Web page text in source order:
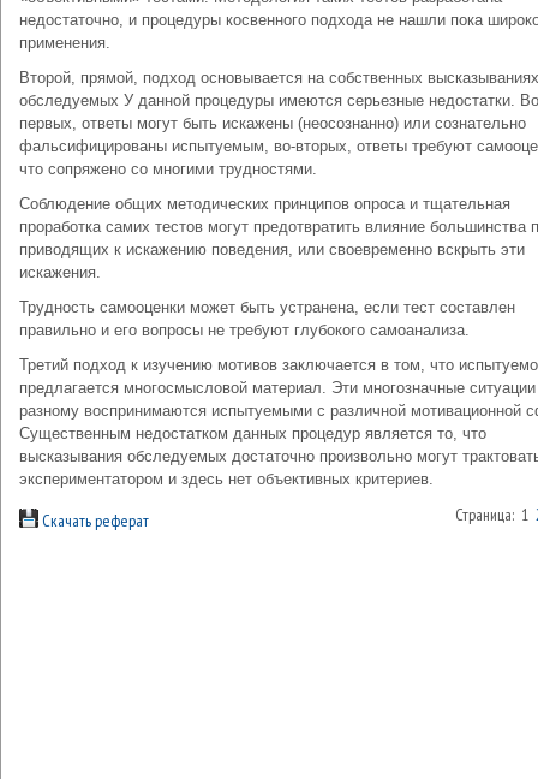
недостаточно, и процедуры косвенного подхода не нашли пока
применения.
Второй, прямой, подход основывается на собственных высказываниях
обследуемых У данной процедуры имеются серьезные недостатки.
первых, ответы могут быть искажены (неосознанно) или сознательно
фальсифицированы испытуемым, во-вторых, ответы требуют
что сопряжено со многими трудностями.
Соблюдение общих методических принципов опроса и тщательная
проработка самих тестов могут предотвратить влияние большинства
приводящих к искажению поведения, или своевременно вскрыть эти
искажения.
Трудность самооценки может быть устранена, если тест составлен
правильно и его вопросы не требуют глубокого самоанализа.
Третий подход к изучению мотивов заключается в том, что
предлагается многосмысловой материал. Эти многозначные
разному воспринимаются испытуемыми с различной мотивационной
Существенным недостатком данных процедур является то, что
высказывания обследуемых достаточно произвольно могут
экспериментатором и здесь нет объективных критериев.
Скачать реферат Страница: 1